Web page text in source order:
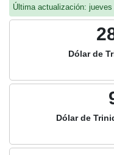
Última actualización:
Dólar de
Dólar de